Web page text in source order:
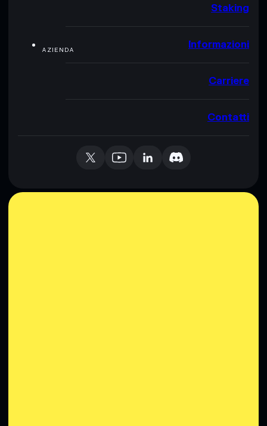
Staking
AZIENDA Informazioni
Carriere
Contatti